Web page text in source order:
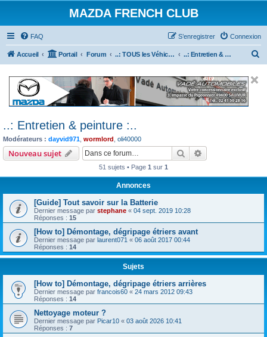
MAZDA FRENCH CLUB
FAQ Connexion
S’enregistrer
Accueil Portail Forum ..: TOUS les Véhicules MAZDA :.. ..: Entretien & peinture :..
..: Entretien & peinture :..
Modérateurs : dayvid971 wormlord oli40000
Nouveau sujet Rechercher
51 sujets • Page 1 sur 1
Annonces
[Guide] Tout savoir sur la Batterie
Dernier message par stephane « 04 sept. 2019 10:28
Réponses : 15
[How to] Démontage, dégripage étriers avant
Dernier message par laurent071 « 06 août 2017 00:44
Réponses : 14
Sujets
[How to] Démontage, dégripage étriers arrières
Dernier message par francois60 « 24 mars 2012 09:43
Réponses : 14
Nettoyage moteur ?
Dernier message par Picar10 « 03 août 2026 10:41
Réponses : 7